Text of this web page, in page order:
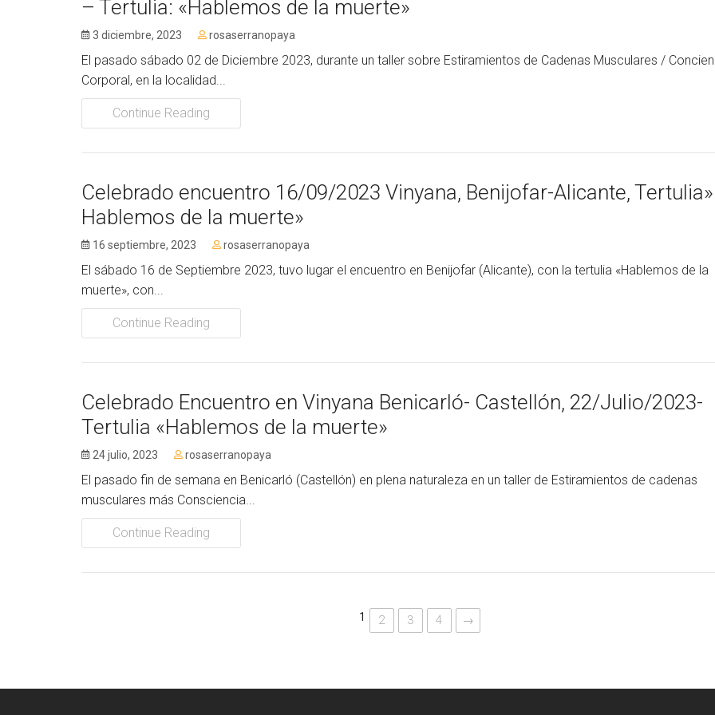
– Tertulia: «Hablemos de la muerte»
3 diciembre, 2023 rosaserranopaya
El pasado sábado 02 de Diciembre 2023, durante un taller sobre Estiramientos de Cadenas Musculares /
Corporal, en la localidad...
Continue Reading
Celebrado encuentro 16/09/2023 Vinyana, Benijofar-Alicante, Tertulia»
Hablemos de la muerte»
16 septiembre, 2023 rosaserranopaya
El sábado 16 de Septiembre 2023, tuvo lugar el encuentro en Benijofar (Alicante), con la tertulia «Hablemos de la
muerte», con...
Continue Reading
Celebrado Encuentro en Vinyana Benicarló- Castellón, 22/Julio/2023-
Tertulia «Hablemos de la muerte»
24 julio, 2023 rosaserranopaya
El pasado fin de semana en Benicarló (Castellón) en plena naturaleza en un taller de Estiramientos de cadenas
musculares más Consciencia...
Continue Reading
1 2 3 4 →